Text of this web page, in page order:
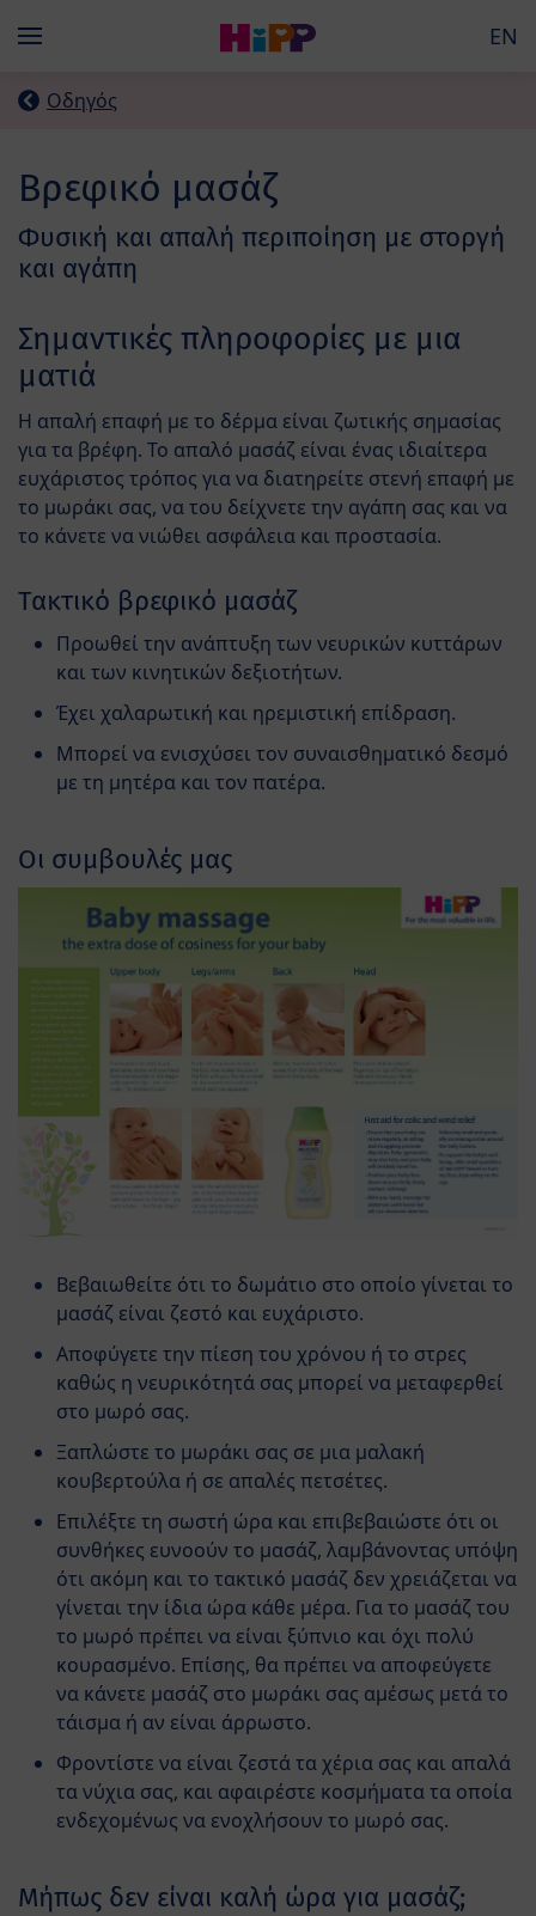
Menü EN
Οδηγός
Βρεφικό μασάζ
Φυσική και απαλή περιποίηση με στοργή
και αγάπη
Σημαντικές πληροφορίες με μια
ματιά
Η απαλή επαφή με το δέρμα είναι ζωτικής σημασίας
για τα βρέφη. Το απαλό μασάζ είναι ένας ιδιαίτερα
ευχάριστος τρόπος για να διατηρείτε στενή επαφή με
το μωράκι σας, να του δείχνετε την αγάπη σας και να
το κάνετε να νιώθει ασφάλεια και προστασία.
Τακτικό βρεφικό μασάζ
Προωθεί την ανάπτυξη των νευρικών κυττάρων
και των κινητικών δεξιοτήτων.
Έχει χαλαρωτική και ηρεμιστική επίδραση.
Μπορεί να ενισχύσει τον συναισθηματικό δεσμό
με τη μητέρα και τον πατέρα.
Οι συμβουλές μας
Βεβαιωθείτε ότι το δωμάτιο στο οποίο γίνεται το
μασάζ είναι ζεστό και ευχάριστο.
Αποφύγετε την πίεση του χρόνου ή το στρες
καθώς η νευρικότητά σας μπορεί να μεταφερθεί
στο μωρό σας.
Ξαπλώστε το μωράκι σας σε μια μαλακή
κουβερτούλα ή σε απαλές πετσέτες.
Επιλέξτε τη σωστή ώρα και επιβεβαιώστε ότι οι
συνθήκες ευνοούν το μασάζ, λαμβάνοντας υπόψη
ότι ακόμη και το τακτικό μασάζ δεν χρειάζεται να
γίνεται την ίδια ώρα κάθε μέρα. Για το μασάζ του
το μωρό πρέπει να είναι ξύπνιο και όχι πολύ
κουρασμένο. Επίσης, θα πρέπει να αποφεύγετε
να κάνετε μασάζ στο μωράκι σας αμέσως μετά το
τάισμα ή αν είναι άρρωστο.
Φροντίστε να είναι ζεστά τα χέρια σας και απαλά
τα νύχια σας, και αφαιρέστε κοσμήματα τα οποία
ενδεχομένως να ενοχλήσουν το μωρό σας.
Μήπως δεν είναι καλή ώρα για μασάζ;